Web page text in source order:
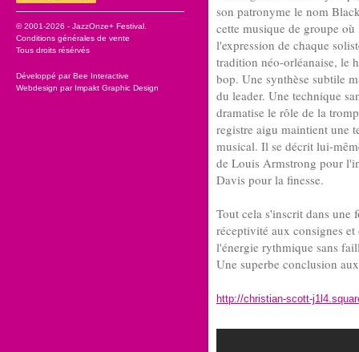
© 2001-2026 - JazzOnze+ Festival.
Conditions générales de vente
Tous droits résérvés
Développé parBee Interactive
Webdesign par Impakt Graphic Design
son patronyme le nom
cette musique de groupe
l'expression de chaque
tradition néo-orléanaise, le
bop. Une synthèse subtile
du leader. Une technique
dramatise le rôle de la
registre aigu maintient une
musical. Il se décrit lui-
de Louis Armstrong pour
Davis pour la finesse.
Tout cela s'inscrit dans une
réceptivité aux consignes
l'énergie rythmique sans
Une superbe conclusion
http://christian-scott-